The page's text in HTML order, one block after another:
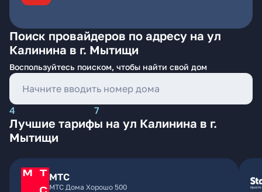
Поиск провайдеров по адресу на ул
Калинина в г. Мытищи
Воспользуйтесь поиском, чтобы найти свой дом
4 7
Лучшие тарифы на ул Калинина в г.
Мытищи
МТС
МТС Дома Хорошо 500